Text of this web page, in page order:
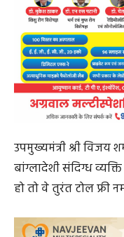
महासमुंंद 26, जून
सुरक्षा को और अधिक
बांग्लादेशी घुसपैठियों
श्री विजय शर्मा के
हेल्पलाइन नम्बर 1800-
और सप्ताह के सभी
बांग्लादेशी नागरिकों
सीधे पुलिस प्रशासन को
पहचान पूरी तरह
भय के राष्ट्रहित में